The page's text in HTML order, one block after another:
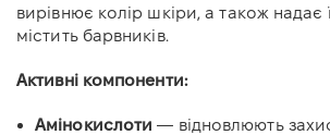
вирівнює колір шкіри, а також надає
містить барвників.
Активні компоненти:
Амінокислоти — відновлюють